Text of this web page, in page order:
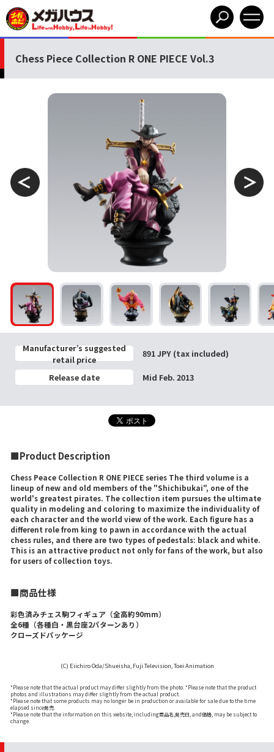
Chess Piece Collection R ONE PIECE Vol.3
Manufacturer’s suggested
retail price
891 JPY (tax included)
Release date Mid Feb. 2013
■Product Description
Chess Peace Collection R ONE PIECE series The third volume is a
lineup of new and old members of the "Shichibukai", one of the
world's greatest pirates. The collection item pursues the ultimate
quality in modeling and coloring to maximize the individuality of
each character and the world view of the work. Each figure has a
different role from king to pawn in accordance with the actual
chess rules, and there are two types of pedestals: black and white.
This is an attractive product not only for fans of the work, but also
for users of collection toys.
■商品仕様
彩色済みチェス駒フィギュア（全高約90mm）
全6種（各種白・黒台座2パターンあり）
クローズドパッケージ
(C) Eiichiro Oda/Shueisha, Fuji Television, Toei Animation
*Please note that the actual product may differ slightly from the photo. *Please note that the product
photos and illustrations may differ slightly from the actual product.
*Please note that some products may no longer be in production or available for sale due to the time
elapsed since発売.
*Please note that the information on this website, including商品名,発売日, and価格, may be subject to
change.